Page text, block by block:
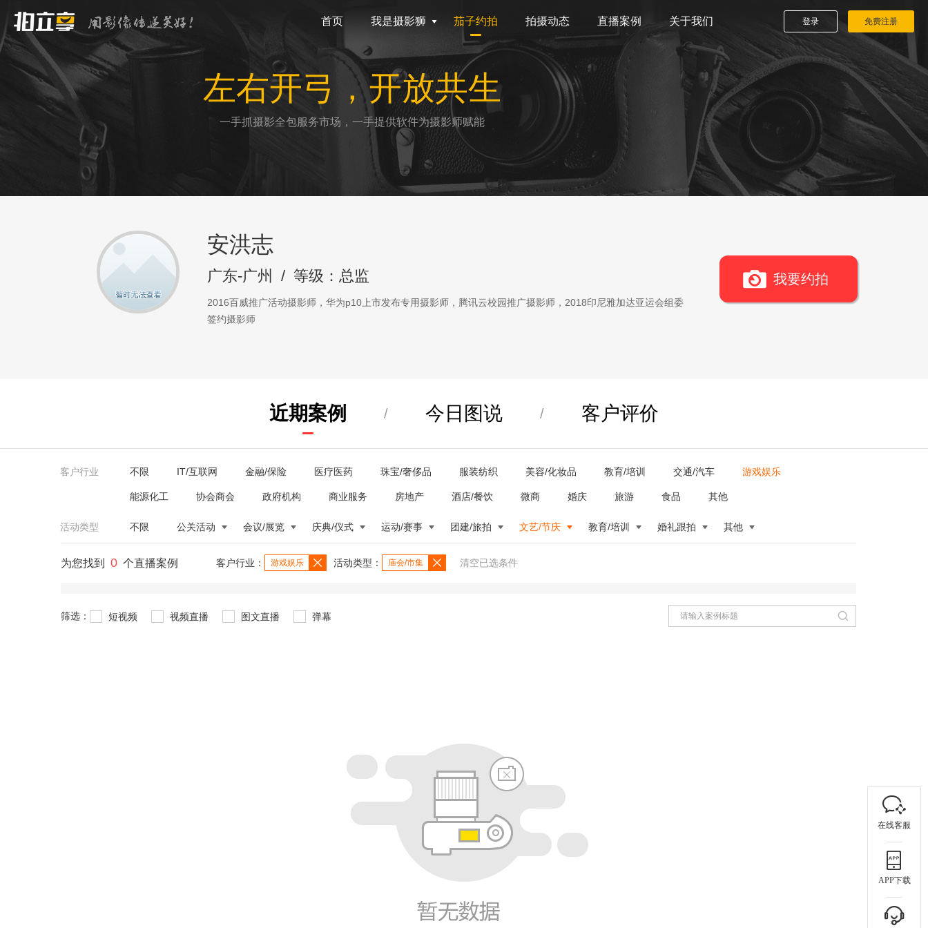
首页 我是摄影狮 茄子约拍 拍摄动态 直播案例 关于我们 登录 免费注册
左右开弓，开放共生
一手抓摄影全包服务市场，一手提供软件为摄影师赋能
安洪志
广东-广州 / 等级：总监
2016百威推广活动摄影师，华为p10上市发布专用摄影师，腾讯云校园推广摄影师，2018印尼雅加达亚运会组委
签约摄影师
我要约拍
近期案例 / 今日图说 / 客户评价
客户行业 不限 IT/互联网 金融/保险 医疗医药 珠宝/奢侈品 服装纺织 美容/化妆品 教育/培训 交通/汽车 游戏娱乐
能源化工 协会商会 政府机构 商业服务 房地产 酒店/餐饮 微商 婚庆 旅游 食品 其他
活动类型 不限 公关活动 会议/展览 庆典/仪式 运动/赛事 团建/旅拍 文艺/节庆 教育/培训 婚礼跟拍 其他
为您找到 0 个直播案例 客户行业： 游戏娱乐 活动类型： 庙会/市集 清空已选条件
筛选： 短视频 视频直播 图文直播 弹幕
在线客服
APP下载